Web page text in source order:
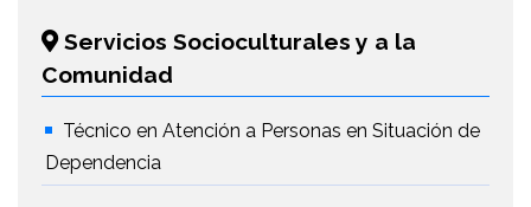
Servicios Socioculturales y a la
Comunidad
Técnico en Atención a Personas en Situación de
Dependencia